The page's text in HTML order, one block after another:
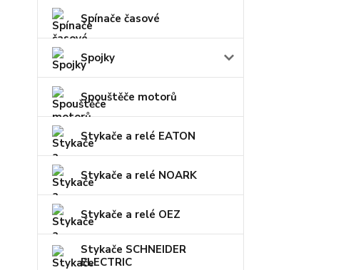
Spínače časové
Spojky
Spouštěče motorů
Stykače a relé EATON
Stykače a relé NOARK
Stykače a relé OEZ
Stykače SCHNEIDER
ELECTRIC